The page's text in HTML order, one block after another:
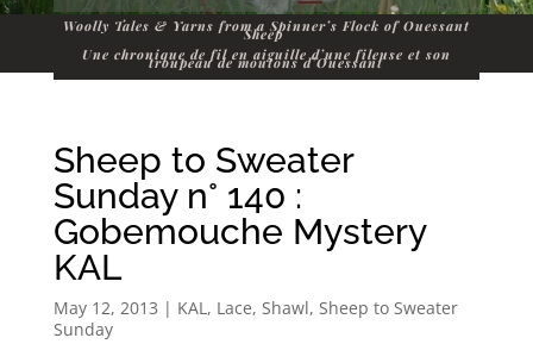
Woolly Tales & Yarns from a Spinner’s Flock of Ouessant
Sheep
Une chronique de fil en aiguille d’une fileuse et son
troupeau de moutons d’Ouessant
Sheep to Sweater
Sunday n° 140 :
Gobemouche Mystery
KAL
May 12, 2013 | KAL , Lace, Shawl, Sheep to Sweater
Sunday